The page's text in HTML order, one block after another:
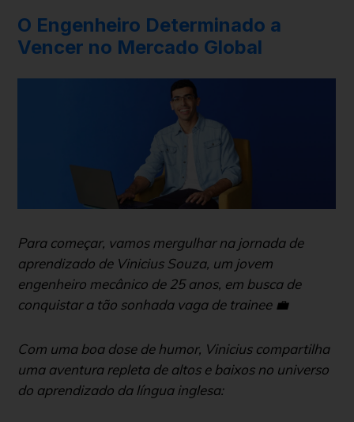
O Engenheiro Determinado a
Vencer no Mercado Global
Para começar, vamos mergulhar na jornada de
aprendizado de Vinicius Souza, um jovem
engenheiro mecânico de 25 anos, em busca de
conquistar a tão sonhada vaga de trainee 💼
Com uma boa dose de humor, Vinicius compartilha
uma aventura repleta de altos e baixos no universo
do aprendizado da língua inglesa: